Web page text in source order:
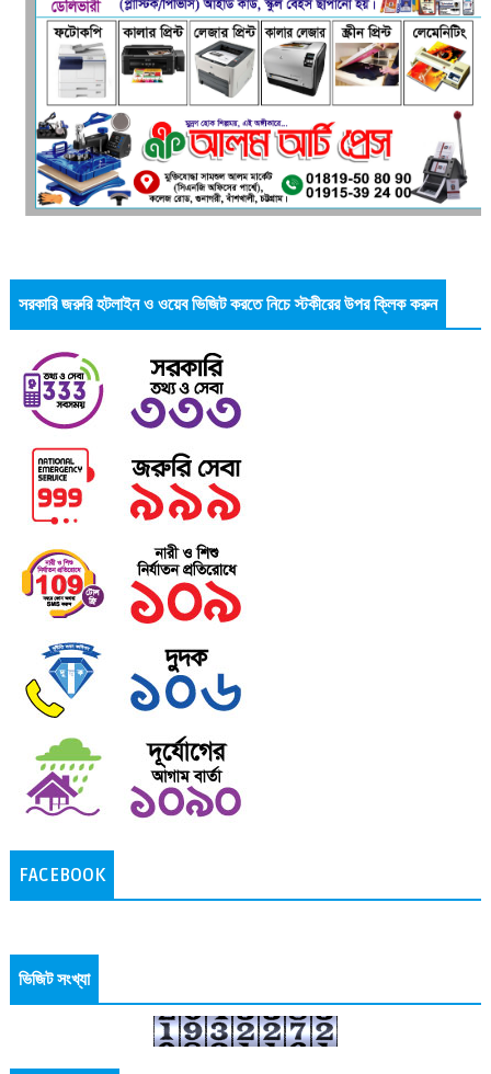
সরকারি জরুরি হটলাইন ও ওয়েব ভিজিট করতে নিচে স্টকীরের উপর ক্লিক করুন
FACEBOOK
ভিজিট সংখ্যা